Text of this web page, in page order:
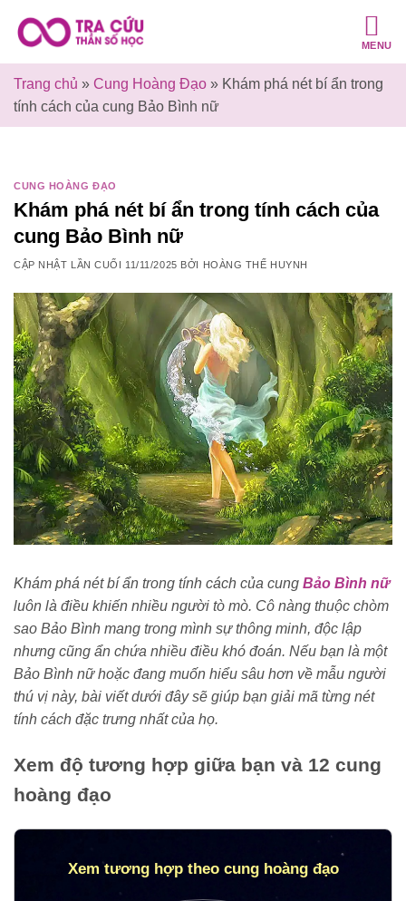
qua
dung
MENU
Trang chủ » Cung Hoàng Đạo » Khám phá nét bí ẩn trong
tính cách của cung Bảo Bình nữ
CUNG HOÀNG ĐẠO
Khám phá nét bí ẩn trong tính cách của
cung Bảo Bình nữ
CẬP NHẬT LẦN CUỐI 11/11/2025 BỞI HOÀNG THẾ HUYNH
Khám phá nét bí ẩn trong tính cách của cung Bảo Bình nữ
luôn là điều khiến nhiều người tò mò. Cô nàng thuộc chòm
sao Bảo Bình mang trong mình sự thông minh, độc lập
nhưng cũng ẩn chứa nhiều điều khó đoán. Nếu bạn là một
Bảo Bình nữ hoặc đang muốn hiểu sâu hơn về mẫu người
thú vị này, bài viết dưới đây sẽ giúp bạn giải mã từng nét
tính cách đặc trưng nhất của họ.
Xem độ tương hợp giữa bạn và 12 cung
hoàng đạo
Xem tương hợp theo cung hoàng đạo